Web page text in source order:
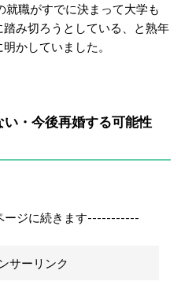
職がすでに決まって大学も
み切ろうとしている、と熟年
かしていました。
・今後再婚する可能性
ジに続きます-----------
サーリンク